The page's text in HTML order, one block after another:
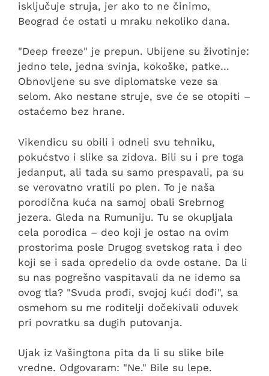
isključuje struja, jer ako to ne činimo,
Beograd će ostati u mraku nekoliko dana.
"Deep freeze" je prepun. Ubijene su životinje:
jedno tele, jedna svinja, kokoške, patke…
Obnovljene su sve diplomatske veze sa
selom. Ako nestane struje, sve će se otopiti –
ostaćemo bez hrane.
Vikendicu su obili i odneli svu tehniku,
pokućstvo i slike sa zidova. Bili su i pre toga
jedanput, ali tada su samo prespavali, pa su
se verovatno vratili po plen. To je naša
porodična kuća na samoj obali Srebrnog
jezera. Gleda na Rumuniju. Tu se okupljala
cela porodica – deo koji je ostao na ovim
prostorima posle Drugog svetskog rata i deo
koji se i sada opredelio da ovde ostane. Da li
su nas pogrešno vaspitavali da ne idemo sa
ovog tla? "Svuda prođi, svojoj kući dođi", sa
osmehom su me roditelji dočekivali oduvek
pri povratku sa dugih putovanja.
Ujak iz Vašingtona pita da li su slike bile
vredne. Odgovaram: "Ne." Bile su lepe.